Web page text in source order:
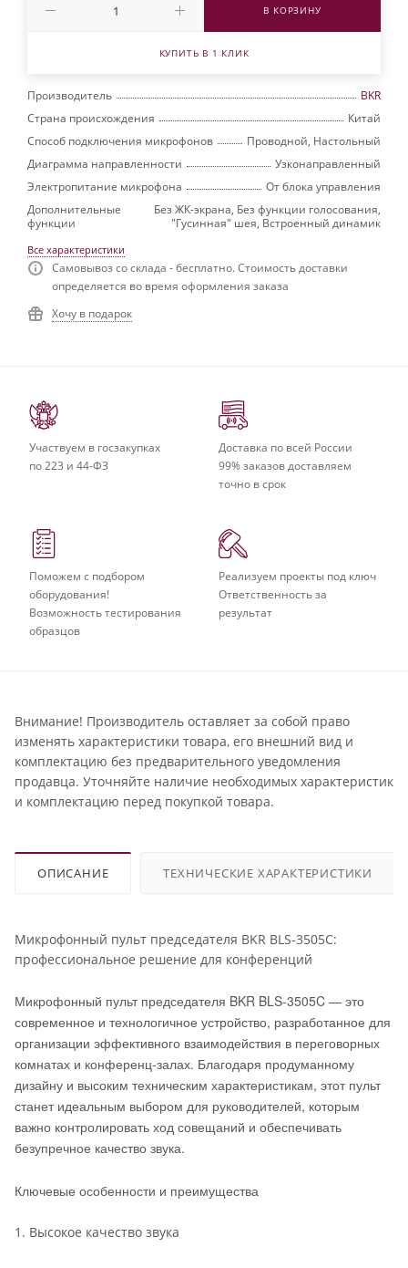
В КОРЗИНУ
КУПИТЬ В 1 КЛИК
Производитель
BKR
Страна происхождения
Китай
Способ подключения микрофонов
Проводной, Настольный
Диаграмма направленности
Узконаправленный
Электропитание микрофона
От блока управления
Дополнительные
функции
Без ЖК-экрана, Без функции голосования,
"Гусинная" шея, Встроенный динамик
Все характеристики
Самовывоз со склада - бесплатно. Стоимость доставки
определяется во время оформления заказа
Хочу в подарок
Участвуем в госзакупках
по 223 и 44-ФЗ
Доставка по всей России
99% заказов доставляем
точно в срок
Поможем с подбором
оборудования!
Возможность тестирования
образцов
Реализуем проекты под ключ
Ответственность за
результат
Внимание! Производитель оставляет за собой право
изменять характеристики товара, его внешний вид и
комплектацию без предварительного уведомления
продавца. Уточняйте наличие необходимых характеристик
и комплектацию перед покупкой товара.
ОПИСАНИЕ ТЕХНИЧЕСКИЕ ХАРАКТЕРИСТИКИ
Микрофонный пульт председателя BKR BLS-3505C:
профессиональное решение для конференций
Микрофонный пульт председателя BKR BLS-3505C — это
современное и технологичное устройство, разработанное для
организации эффективного взаимодействия в переговорных
комнатах и конференц-залах. Благодаря продуманному
дизайну и высоким техническим характеристикам, этот пульт
станет идеальным выбором для руководителей, которым
важно контролировать ход совещаний и обеспечивать
безупречное качество звука.
Ключевые особенности и преимущества
1. Высокое качество звука